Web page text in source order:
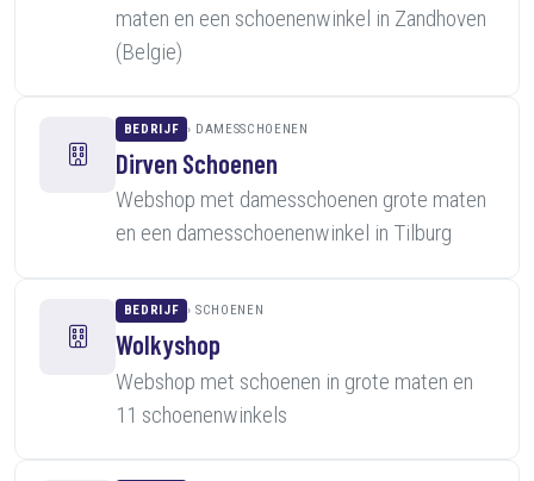
maten en een schoenenwinkel in Zandhoven
(Belgie)
BEDRIJF DAMESSCHOENEN
Dirven Schoenen
Webshop met damesschoenen grote maten
en een damesschoenenwinkel in Tilburg
BEDRIJF SCHOENEN
Wolkyshop
Webshop met schoenen in grote maten en
11 schoenenwinkels